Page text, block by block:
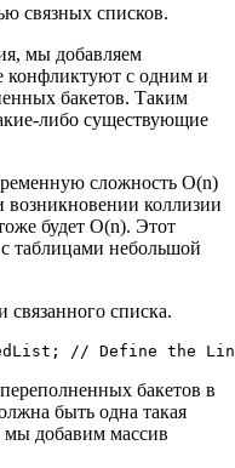
связных списков.
мы добавляем
конфликтуют с одним и
бакетов. Таким
либо существующие
сложность O(n)
возникновении коллизии
будет O(n). Этот
таблицами небольшой
списка.
// Define the
бакетов в
быть одна такая
мы добавим массив